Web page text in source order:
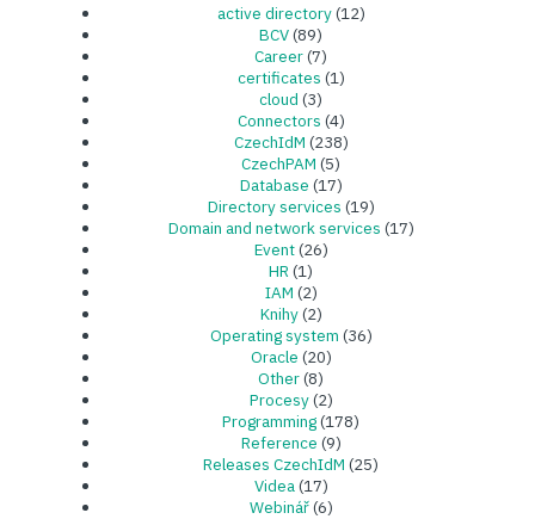
active directory(12)
BCV(89)
Career(7)
certificates (1)
cloud (3)
Connectors (4)
CzechIdM (238)
CzechPAM (5)
Database (17)
Directory services (19)
Domain and network services (17)
Event(26)
HR (1)
IAM (2)
Knihy(2)
Operating system (36)
Oracle (20)
Other(8)
Procesy(2)
Programming(178)
Reference (9)
Releases CzechIdM (25)
Videa(17)
Webinář(6)